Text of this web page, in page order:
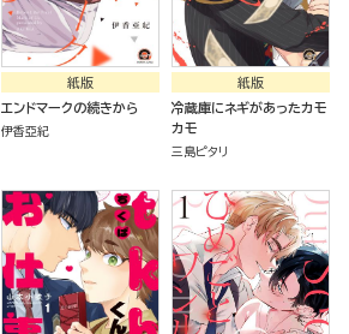
紙版
エンドマークの続きから
伊香亞紀
紙版
冷蔵庫にネギがあったカモ
カモ
三島ピタリ